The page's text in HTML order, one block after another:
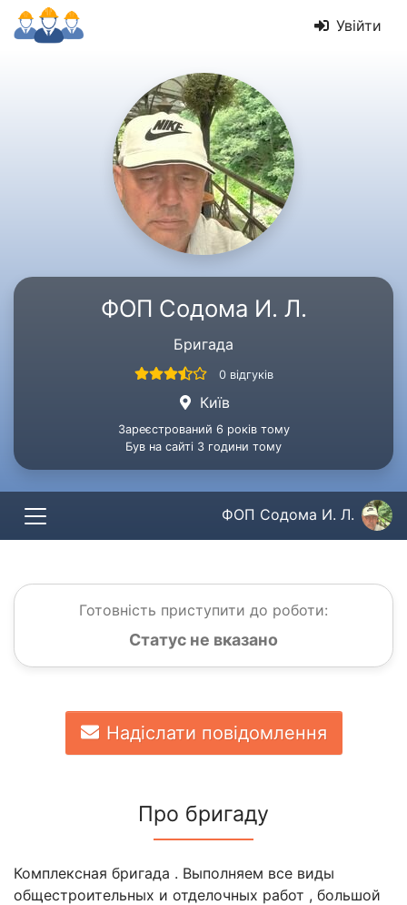
Увійти
ФОП Содома И. Л.
Бригада
0 відгуків
Київ
Зареєстрований 6 років тому
Був на сайті 3 години тому
ФОП Содома И. Л.
Готовність приступити до роботи:
Статус не вказано
Надіслати повідомлення
Про бригаду
Комплексная бригада . Выполняем все виды
общестроительных и отделочных работ , большой